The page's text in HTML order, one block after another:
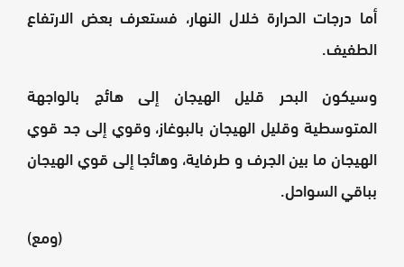
أما درجات الحرارة خلال النهار، فستعرف بعض الارتفاع
الطفيف.
وسيكون البحر قليل الهيجان إلى هائج بالواجهة
المتوسطية وقليل الهيجان بالبوغاز، وقوي إلى جد قوي
الهيجان ما بين الجرف و طرفاية، وهائجا إلى قوي الهيجان
بباقي السواحل.
(ومع)